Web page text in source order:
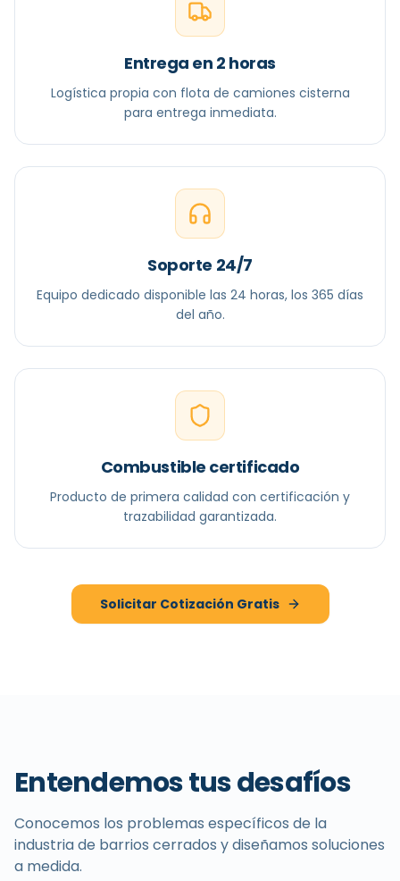
Entrega en 2 horas
Logística propia con flota de camiones cisterna
para entrega inmediata.
Soporte 24/7
Equipo dedicado disponible las 24 horas, los 365 días
del año.
Combustible certificado
Producto de primera calidad con certificación y
trazabilidad garantizada.
Solicitar Cotización Gratis
Entendemos tus desafíos
Conocemos los problemas específicos de la
industria de barrios cerrados y diseñamos soluciones
a medida.